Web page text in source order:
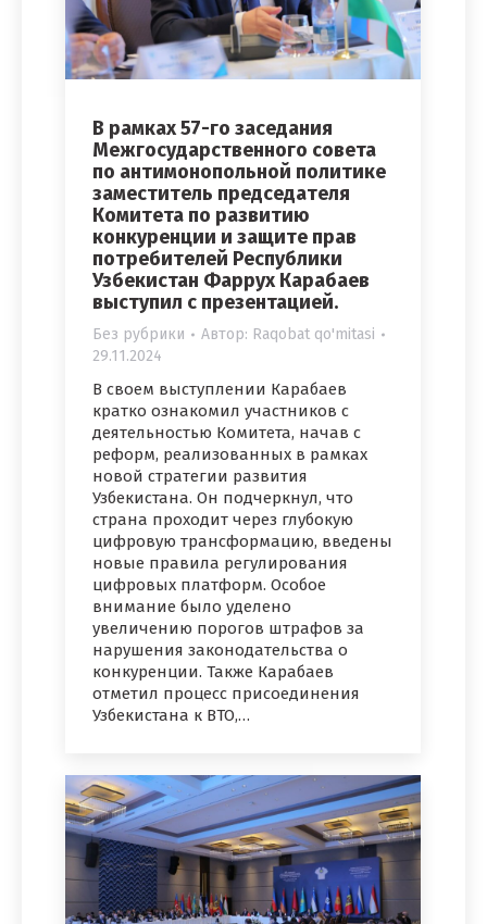
В рамках 57-го заседания
Межгосударственного совета
по антимонопольной политике
заместитель председателя
Комитета по развитию
конкуренции и защите прав
потребителей Республики
Узбекистан Фаррух Карабаев
выступил с презентацией.
Без рубрики Автор: Raqobat qo'mitasi
29.11.2024
В своем выступлении Карабаев
кратко ознакомил участников с
деятельностью Комитета, начав с
реформ, реализованных в рамках
новой стратегии развития
Узбекистана. Он подчеркнул, что
страна проходит через глубокую
цифровую трансформацию, введены
новые правила регулирования
цифровых платформ. Особое
внимание было уделено
увеличению порогов штрафов за
нарушения законодательства о
конкуренции. Также Карабаев
отметил процесс присоединения
Узбекистана к ВТО,…